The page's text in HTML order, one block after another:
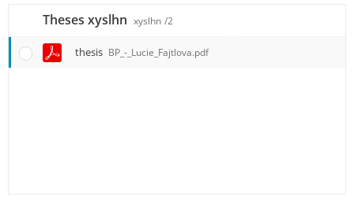
Theses xyslhn xyslhn /2
thesis BP_-_Lucie_Fajtlova.pdf